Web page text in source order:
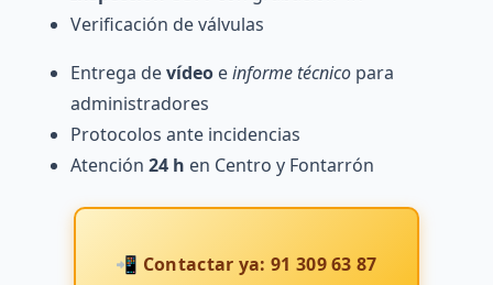
Verificación de válvulas
Entrega devídeo einforme técnico para
administradores
Protocolos ante incidencias
Atención 24 h en Centro y Fontarrón
📲 Contactar ya: 91 309 63 87